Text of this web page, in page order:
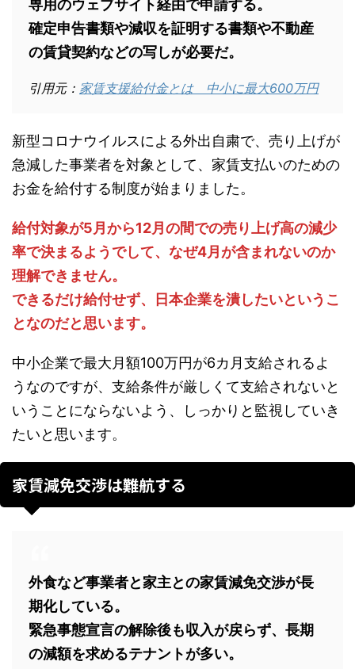
専用のウェブサイト経由で申請する。
確定申告書類や減収を証明する書類や不動産
の賃貸契約などの写しが必要だ。
引用元： 家賃支援給付金とは 中小に最大600万円
新型コロナウイルスによる外出自粛で、売り上げが
急減した事業者を対象として、家賃支払いのための
お金を給付する制度が始まりました。
給付対象が5月から12月の間での売り上げ高の減少
率で決まるようでして、なぜ4月が含まれないのか
理解できません。
できるだけ給付せず、日本企業を潰したいというこ
となのだと思います。
中小企業で最大月額100万円が6カ月支給されるよ
うなのですが、支給条件が厳しくて支給されないと
いうことにならないよう、しっかりと監視していき
たいと思います。
家賃減免交渉は難航する
外食など事業者と家主との家賃減免交渉が長
期化している。
緊急事態宣言の解除後も収入が戻らず、長期
の減額を求めるテナントが多い。